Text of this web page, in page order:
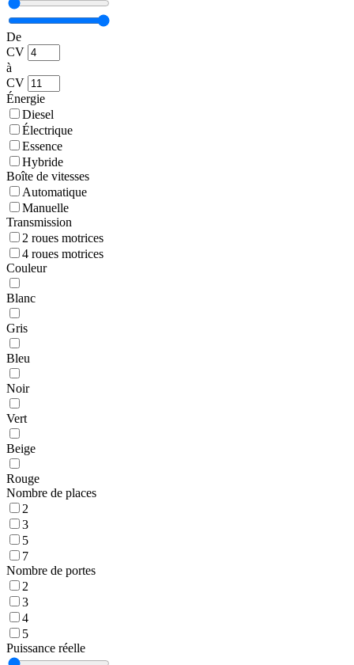
De
CV
à
CV
Énergie
Diesel
Électrique
Essence
Hybride
Boîte de vitesses
Automatique
Manuelle
Transmission
2 roues motrices
4 roues motrices
Couleur
Blanc
Gris
Bleu
Noir
Vert
Beige
Rouge
Nombre de places
2
3
5
7
Nombre de portes
2
3
4
5
Puissance réelle